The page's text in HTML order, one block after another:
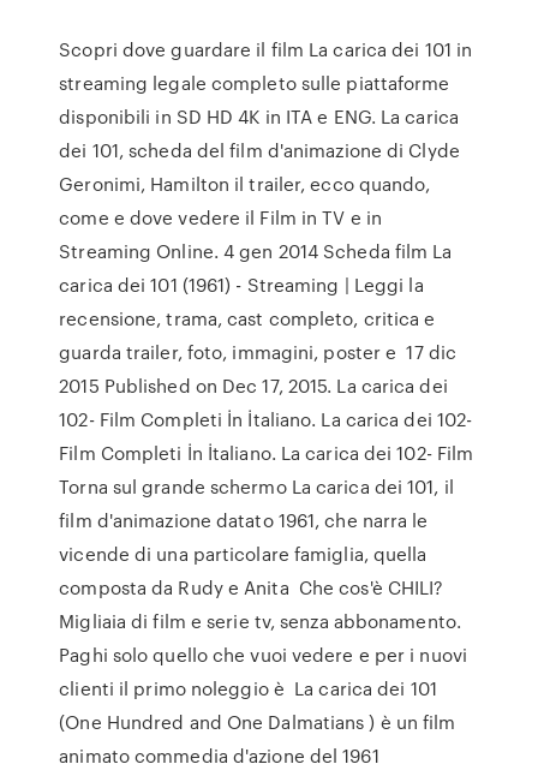
Scopri dove guardare il film La carica dei 101 in
streaming legale completo sulle piattaforme
disponibili in SD HD 4K in ITA e ENG. La carica
dei 101, scheda del film d'animazione di Clyde
Geronimi, Hamilton il trailer, ecco quando,
come e dove vedere il Film in TV e in
Streaming Online. 4 gen 2014 Scheda film La
carica dei 101 (1961) - Streaming | Leggi la
recensione, trama, cast completo, critica e
guarda trailer, foto, immagini, poster e 17 dic
2015 Published on Dec 17, 2015. La carica dei
102- Film Completi İn İtaliano. La carica dei 102-
Film Completi İn İtaliano. La carica dei 102- Film
Torna sul grande schermo La carica dei 101, il
film d'animazione datato 1961, che narra le
vicende di una particolare famiglia, quella
composta da Rudy e Anita Che cos'è CHILI?
Migliaia di film e serie tv, senza abbonamento.
Paghi solo quello che vuoi vedere e per i nuovi
clienti il primo noleggio è La carica dei 101
(One Hundred and One Dalmatians ) è un film
animato commedia d'azione del 1961